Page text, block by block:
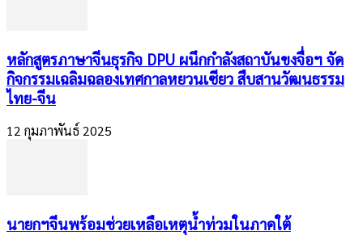
หลักสูตรภาษาจีนธุรกิจ DPU ผนึกกำลังสถาบันขงจื่อฯ จัด
กิจกรรมเฉลิมฉลองเทศกาลหยวนเซียว สืบสานวัฒนธรรม
ไทย-จีน
12 กุมภาพันธ์ 2025
นายกฯจีนพร้อมช่วยเหลือเหตุน้ำท่วมในภาคใต้